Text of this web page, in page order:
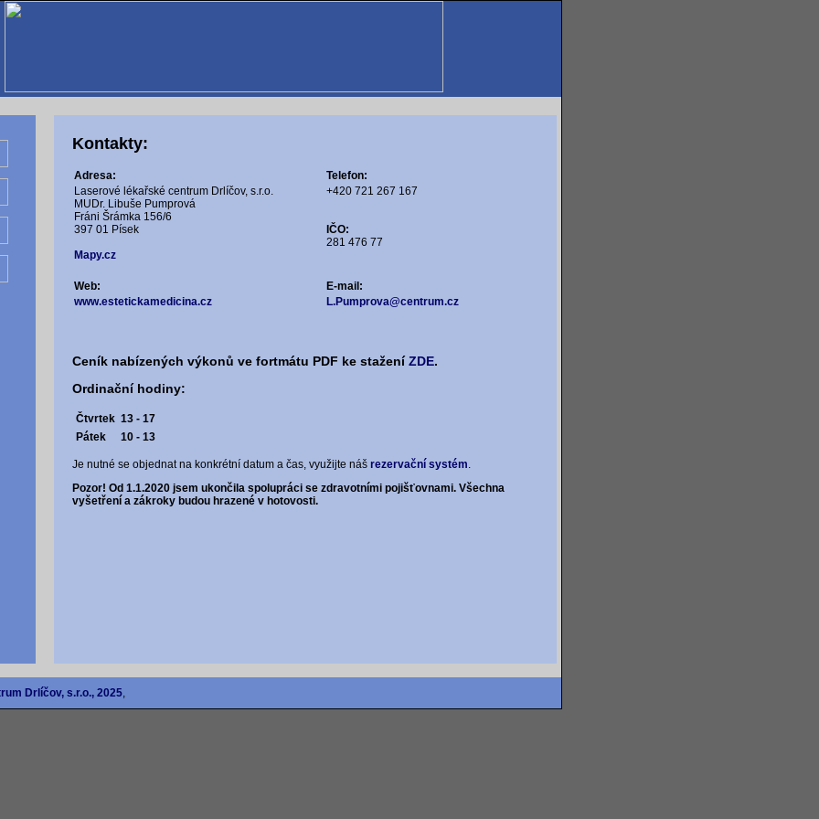
Kontakty:
Adresa:
Telefon:
Laserové lékařské centrum Drlíčov, s.r.o.
MUDr. Libuše Pumprová
Fráni Šrámka 156/6
397 01 Písek
Mapy.cz
+420 721 267 167
IČO:
281 476 77
Web:
E-mail:
www.estetickamedicina.cz
L.Pumprova@centrum.cz
Ceník nabízených výkonů ve fortmátu PDF ke staženíZDE.
Ordinační hodiny:
Čtvrtek 13 - 17
Pátek
10 - 13
Je nutné se objednat na konkrétní datum a čas, využijte náš rezervační systém.
Pozor! Od 1.1.2020 jsem ukončila spolupráci se zdravotními pojišťovnami. Všechna
vyšetření a zákroky budou hrazené v hotovosti.
Drlíčov, s.r.o., 2025,